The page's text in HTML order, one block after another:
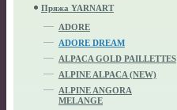
Пряжа YARNART
ADORE
ADORE DREAM
ALPACA GOLD PAILLETTES
ALPINE ALPACA (NEW)
ALPINE ANGORA
MELANGE